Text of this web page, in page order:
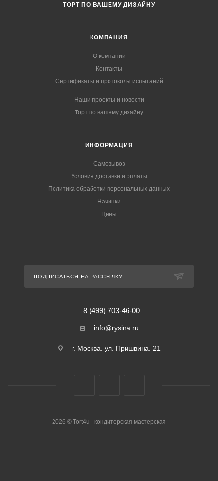
ТОРТ ПО ВАШЕМУ ДИЗАЙНУ
КОМПАНИЯ
О компании
Контакты
Сертификаты и протоколы испытаний
Наши проекты и новости
Торт по вашему дизайну
ИНФОРМАЦИЯ
Самовывоз
Условия доставки и оплаты
Политика обработки персональных данных
Начинки
Цены
ПОДПИСАТЬСЯ НА РАССЫЛКУ
8 (499) 703-46-00
info@rysina.ru
г. Москва, ул. Пришвина, 21
2026 © Tort4u - кондитерская мастерская